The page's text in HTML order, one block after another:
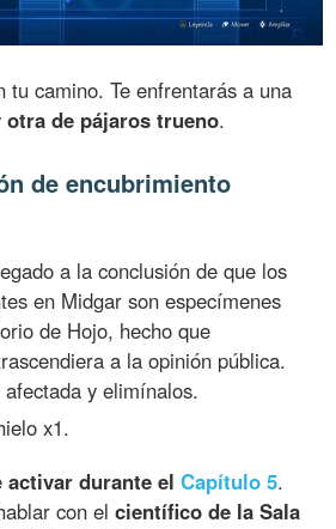
tu camino. Te enfrentarás a una
otra de pájaros trueno.
de encubrimiento
a la conclusión de que los
en Midgar son especímenes
de Hojo, hecho que
a la opinión pública.
y elimínalos.
x1.
activar durante elCapítulo 5.
con elcientífico de la Sala